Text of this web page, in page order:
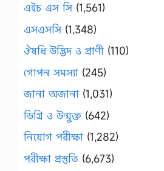
এইচ এস সি(1,561)
এসএসসি(1,348)
ঔষধি উদ্ভিদ ও প্রাণী (110)
গোপন সমস্যা (245)
জানা অজানা (1,031)
ডিগ্রি ও উন্মুক্ত (642)
নিয়োগ পরীক্ষা (1,282)
পরীক্ষা প্রস্তুতি (6,673)